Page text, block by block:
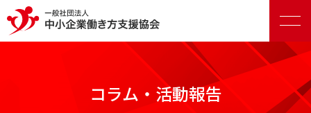
コラム・活動報告